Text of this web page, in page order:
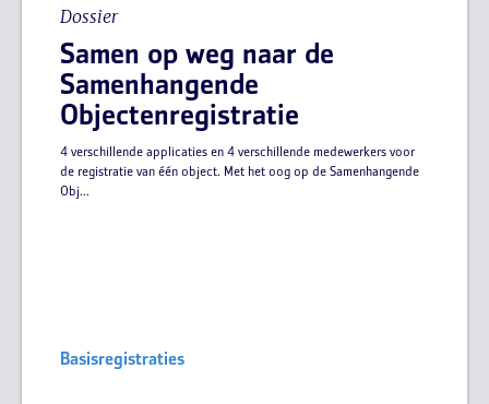
Dossier
Samen op weg naar de
Samenhangende
Objectenregistratie
4 verschillende applicaties en 4 verschillende medewerkers voor
de registratie van één object. Met het oog op de Samenhangende
Obj...
Basisregistraties